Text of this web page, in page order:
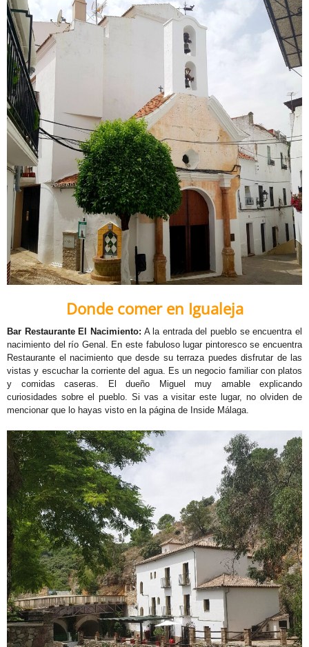
Donde comer en Igualeja
Bar Restaurante El Nacimiento: A la entrada del pueblo se encuentra el
nacimiento del río Genal. En este fabuloso lugar pintoresco se encuentra
Restaurante el nacimiento que desde su terraza puedes disfrutar de las
vistas y escuchar la corriente del agua. Es un negocio familiar con platos
y comidas caseras. El dueño Miguel muy amable explicando
curiosidades sobre el pueblo. Si vas a visitar este lugar, no olviden de
mencionar que lo hayas visto en la página de Inside Málaga.